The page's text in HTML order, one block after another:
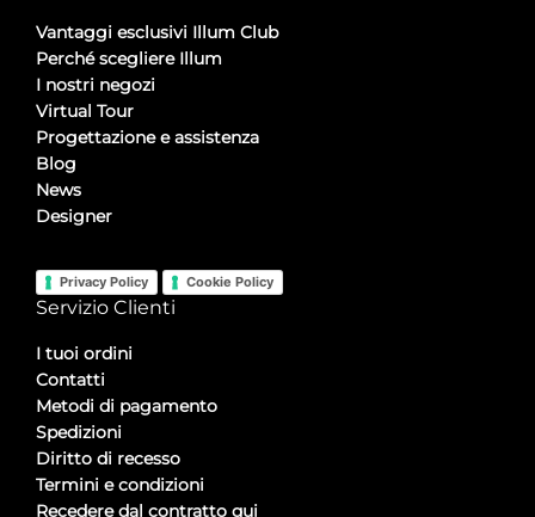
Vantaggi esclusivi Illum Club
Perché scegliere Illum
I nostri negozi
Virtual Tour
Progettazione e assistenza
Blog
News
Designer
Privacy Policy Cookie Policy
Servizio Clienti
I tuoi ordini
Contatti
Metodi di pagamento
Spedizioni
Diritto di recesso
Termini e condizioni
Recedere dal contratto qui